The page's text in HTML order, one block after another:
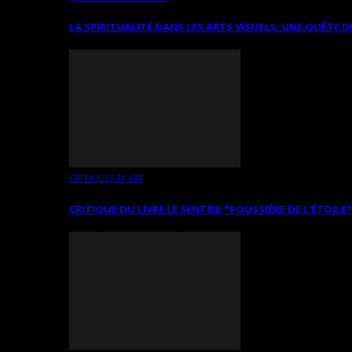
LA SPIRITUALITÉ DANS LES ARTS VISUELS: UNE QUÊTE
CRITIQUES D’ART
CRITIQUE DU LIVRE LE SENTIER *POUSSIÈRE DE L’ÉTOILE*